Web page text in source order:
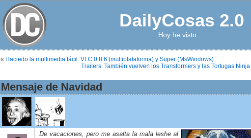
DailyCosas 2.0
Hoy he visto …
« Haciedo la multimedia fácil: VLC 0.8.6 (multiplataforma) y Super (MsWindows)
Trailers: También vuelven los Transformers y las Tortugas Ninja
Mensaje de Navidad
De vacaciones, pero me asalta la mala leshe al